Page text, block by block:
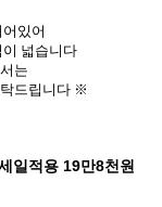
있어
넓습니다
는
드립니다 ※
일적용 19만8천원